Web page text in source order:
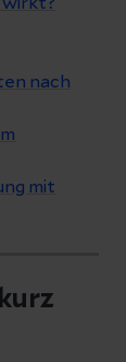
nach
mit